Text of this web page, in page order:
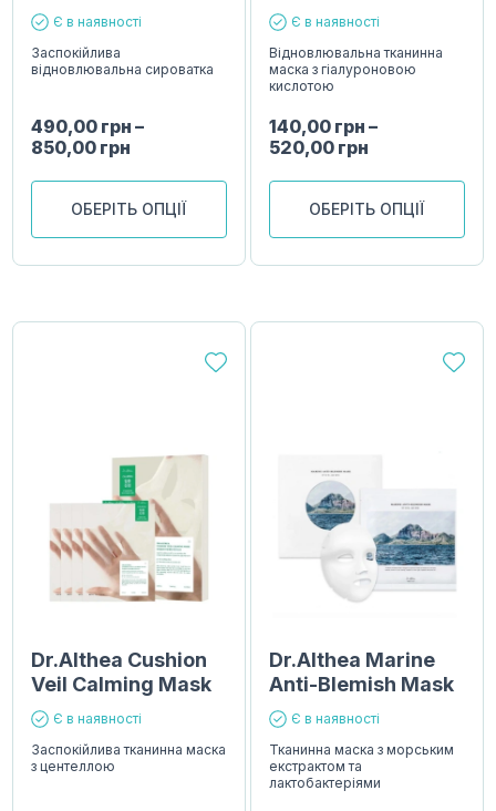
Є в наявності
Заспокійлива
відновлювальна сироватка
490,00 грн –
850,00 грн
ОБЕРІТЬ ОПЦІЇ
Є в наявності
Відновлювальна тканинна
маска з гіалуроновою
кислотою
140,00 грн –
520,00 грн
ОБЕРІТЬ ОПЦІЇ
Dr.Althea Cushion
Veil Calming Mask
Є в наявності
Заспокійлива тканинна маска
з центеллою
Dr.Althea Marine
Anti-Blemish Mask
Є в наявності
Тканинна маска з морським
екстрактом та
лактобактеріями